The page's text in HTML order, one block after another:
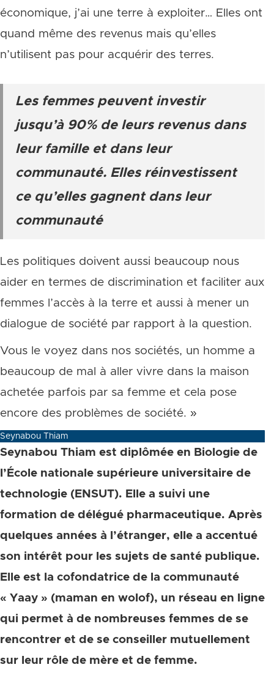
économique, j’ai une terre à exploiter… Elles ont
quand même des revenus mais qu’elles
n’utilisent pas pour acquérir des terres.
Les femmes peuvent investir
jusqu’à 90% de leurs revenus dans
leur famille et dans leur
communauté. Elles réinvestissent
ce qu’elles gagnent dans leur
communauté
Les politiques doivent aussi beaucoup nous
aider en termes de discrimination et faciliter aux
femmes l’accès à la terre et aussi à mener un
dialogue de société par rapport à la question.
Vous le voyez dans nos sociétés, un homme a
beaucoup de mal à aller vivre dans la maison
achetée parfois par sa femme et cela pose
encore des problèmes de société. »
Seynabou Thiam
Seynabou Thiam est diplômée en Biologie de
l’École nationale supérieure universitaire de
technologie (ENSUT). Elle a suivi une
formation de délégué pharmaceutique. Après
quelques années à l’étranger, elle a accentué
son intérêt pour les sujets de santé publique.
Elle est la cofondatrice de la communauté
« Yaay » (maman en wolof), un réseau en ligne
qui permet à de nombreuses femmes de se
rencontrer et de se conseiller mutuellement
sur leur rôle de mère et de femme.